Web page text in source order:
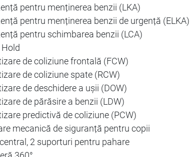
pentru menținerea benzii (LKA)
pentru menținerea benzii de urgență (ELKA)
pentru schimbarea benzii (LCA)
de coliziune frontală (FCW)
de coliziune spate (RCW)
de deschidere a ușii (DOW)
de părăsire a benzii (LDW)
predictivă de coliziune (PCW)
mecanică de siguranță pentru copii
2 suporturi pentru pahare